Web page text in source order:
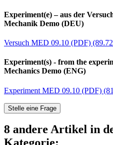
Experiment(e) – aus der
Mechanik Demo (DEU)
Versuch MED 09.10 (PDF)
Experiment(s) - from the
Mechanics Demo (ENG)
Experiment MED 09.10 (PDF)
Stelle eine Frage
8 andere Artikel in